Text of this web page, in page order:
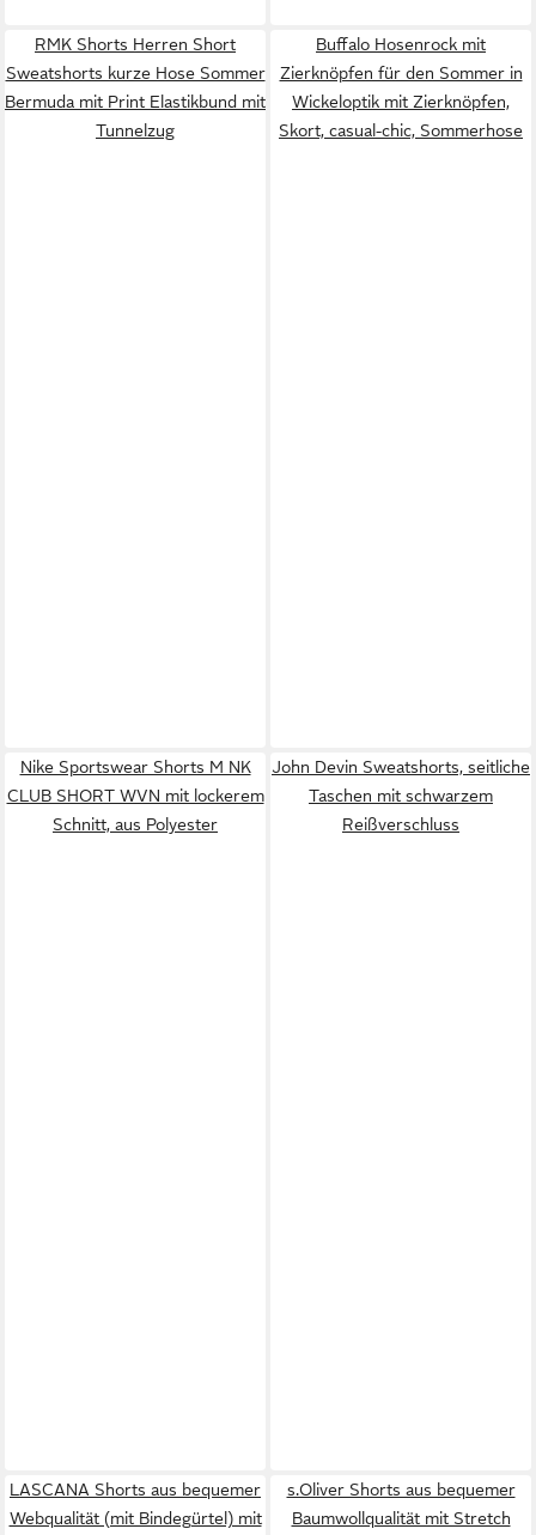
RMK Shorts Herren Short
Sweatshorts kurze Hose Sommer
Bermuda mit Print Elastikbund mit
Tunnelzug
Buffalo Hosenrock mit
Zierknöpfen für den Sommer in
Wickeloptik mit Zierknöpfen,
Skort, casual-chic, Sommerhose
Nike Sportswear Shorts M NK
CLUB SHORT WVN mit lockerem
Schnitt, aus Polyester
John Devin Sweatshorts, seitliche
Taschen mit schwarzem
Reißverschluss
LASCANA Shorts aus bequemer
Webqualität (mit Bindegürtel) mit
s.Oliver Shorts aus bequemer
Baumwollqualität mit Stretch